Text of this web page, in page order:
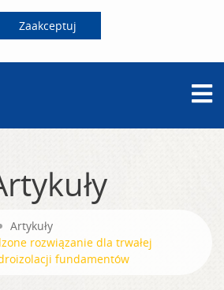
Zaakceptuj
Artykuły
rozwiązanie dla trwałej
fundamentów